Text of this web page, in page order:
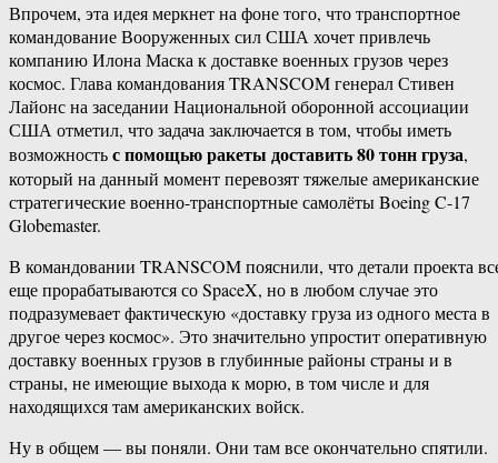
Впрочем, эта идея меркнет на фоне того, что транспортное
командование Вооруженных сил США хочет привлечь
компанию Илона Маска к доставке военных грузов через
космос. Глава командования TRANSCOM генерал Стивен
Лайонс на заседании Национальной оборонной ассоциации
США отметил, что задача заключается в том, чтобы иметь
возможностьс помощью ракеты доставить 80 тонн груза,
который на данный момент перевозят тяжелые американские
стратегические военно-транспортные самолёты Boeing C-17
Globemaster.
В командовании TRANSCOM пояснили, что детали проекта
еще прорабатываются со SpaceX, но в любом случае это
подразумевает фактическую «доставку груза из одного места в
другое через космос». Это значительно упростит оперативную
доставку военных грузов в глубинные районы страны и в
страны, не имеющие выхода к морю, в том числе и для
находящихся там американских войск.
Ну в общем — вы поняли. Они там все окончательно спятили.